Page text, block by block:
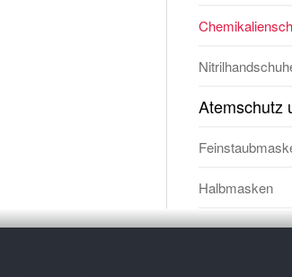
Atemschutz
Halbmasken